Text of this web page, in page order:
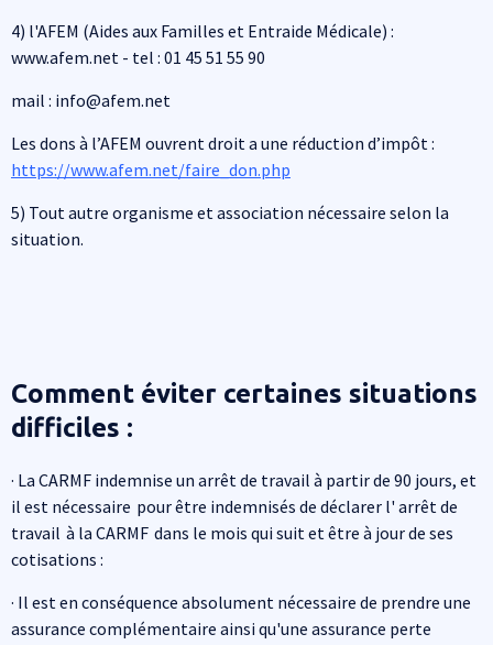
4) l'AFEM (Aides aux Familles et Entraide Médicale) :
www.afem.net - tel : 01 45 51 55 90
mail : info@afem.net
Les dons à l’AFEM ouvrent droit a une réduction d’impôt :
https://www.afem.net/faire_don.php
5) Tout autre organisme et association nécessaire selon la
situation.
Comment éviter certaines situations
difficiles :
· La CARMF indemnise un arrêt de travail à partir de 90 jours, et
il est nécessaire pour être indemnisés de déclarer l' arrêt de
travail à la CARMF dans le mois qui suit et être à jour de ses
cotisations :
· Il est en conséquence absolument nécessaire de prendre une
assurance complémentaire ainsi qu'une assurance perte